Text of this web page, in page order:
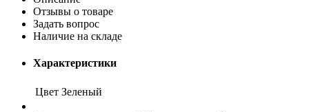
Отзывы о товаре
Задать вопрос
Наличие на складе
Характеристики
Цвет Зеленый